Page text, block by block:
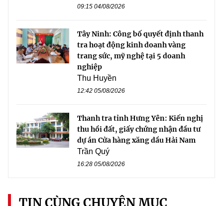
09:15 04/08/2026
Tây Ninh: Công bố quyết định thanh
tra hoạt động kinh doanh vàng
trang sức, mỹ nghệ tại 5 doanh
nghiệp
Thu Huyền
12:42 05/08/2026
Thanh tra tỉnh Hưng Yên: Kiến nghị
thu hồi đất, giấy chứng nhận đầu tư
dự án Cửa hàng xăng dầu Hải Nam
Trần Quý
16:28 05/08/2026
TIN CÙNG CHUYÊN MỤC